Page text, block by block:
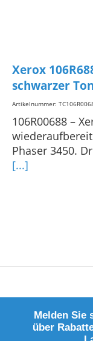
Xerox
schwarzer
Artikelnummer:
106R00688 –
Phaser 3450.
[...]
Melden Sie
über